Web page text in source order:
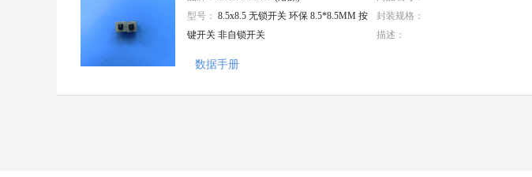
Nexperia(安世)
大毅科技
Goertek(歌尔)
型号： 8.5x8.5 无锁开关 环保 8.5*8.5MM 按
键开关 非自锁开关
封装规格：
描述：
数据手册